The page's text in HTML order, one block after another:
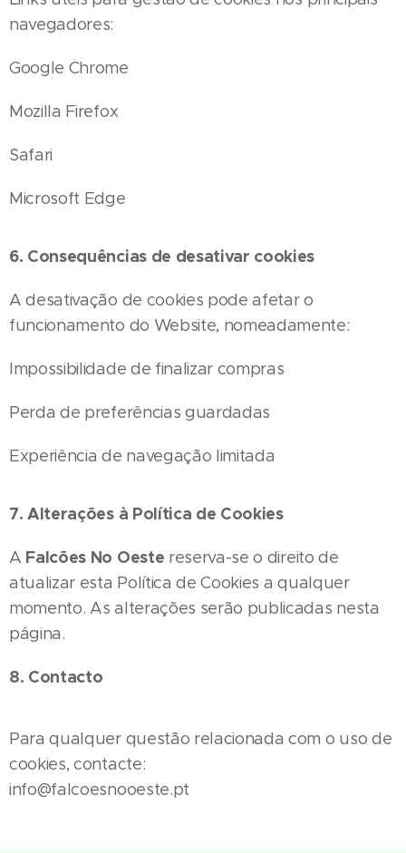
navegadores:
Google Chrome
Mozilla Firefox
Safari
Microsoft Edge
6. Consequências de desativar cookies
A desativação de cookies pode afetar o
funcionamento do Website, nomeadamente:
Impossibilidade de finalizar compras
Perda de preferências guardadas
Experiência de navegação limitada
7. Alterações à Política de Cookies
A Falcões No Oeste reserva-se o direito de
atualizar esta Política de Cookies a qualquer
momento. As alterações serão publicadas nesta
página.
8. Contacto
Para qualquer questão relacionada com o uso de
cookies, contacte:
info@falcoesnooeste.pt